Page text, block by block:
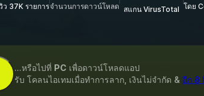
ว 37K รายการจำนวนการดาวน์โหลด สแกน VirusTotal โดย
...หรือไปที่ PC เพื่อดาวน์โหลดแอป
รับ โคลนไอเทมเมื่อทำการลาก, เงินไม่จำกัด & อีก 8